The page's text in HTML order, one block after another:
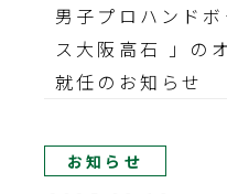
男子プロハンド
ス大阪高石 」の
就任のお知らせ
お知らせ